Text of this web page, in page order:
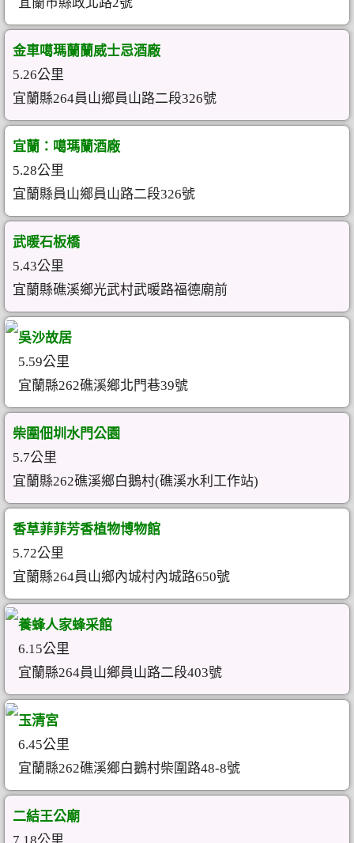
金車噶瑪蘭蘭威士忌酒廠
5.26公里
宜蘭縣264員山鄉員山路二段326號
宜蘭：噶瑪蘭酒廠
5.28公里
宜蘭縣員山鄉員山路二段326號
武暖石板橋
5.43公里
宜蘭縣礁溪鄉光武村武暖路福德廟前
吳沙故居
5.59公里
宜蘭縣262礁溪鄉北門巷39號
柴圍佃圳水門公園
5.7公里
宜蘭縣262礁溪鄉白鵝村(礁溪水利工作站)
香草菲菲芳香植物博物館
5.72公里
宜蘭縣264員山鄉內城村內城路650號
養蜂人家蜂采館
6.15公里
宜蘭縣264員山鄉員山路二段403號
玉清宮
6.45公里
宜蘭縣262礁溪鄉白鵝村柴圍路48-8號
二結王公廟